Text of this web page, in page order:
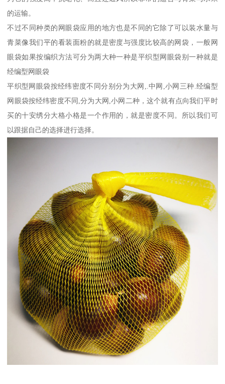
的运输。
不过不同种类的网眼袋应用的地方也是不同的它除了可以装水量与
青菜像我们平的看装面粉的就是密度与强度比较高的网袋，一般网
眼袋如果按编织方法可分为两大种一种是平织型网眼袋别一种就是
经编型网眼袋
平织型网眼袋按经纬密度不同分别分为大网,.中网,小网三种.经编型
网眼袋按经纬密度不同,分为大网,小网二种，这个就有点向我们平时
买的十安绣分大格小格是一个作用的，就是密度不同。所以我们可
以跟据自己的选择进行选择。